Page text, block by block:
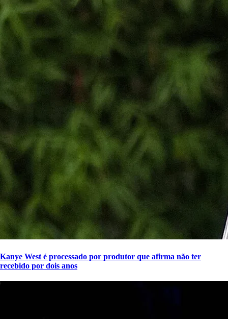
Kanye West é processado por produtor que afirma não ter
recebido por dois anos